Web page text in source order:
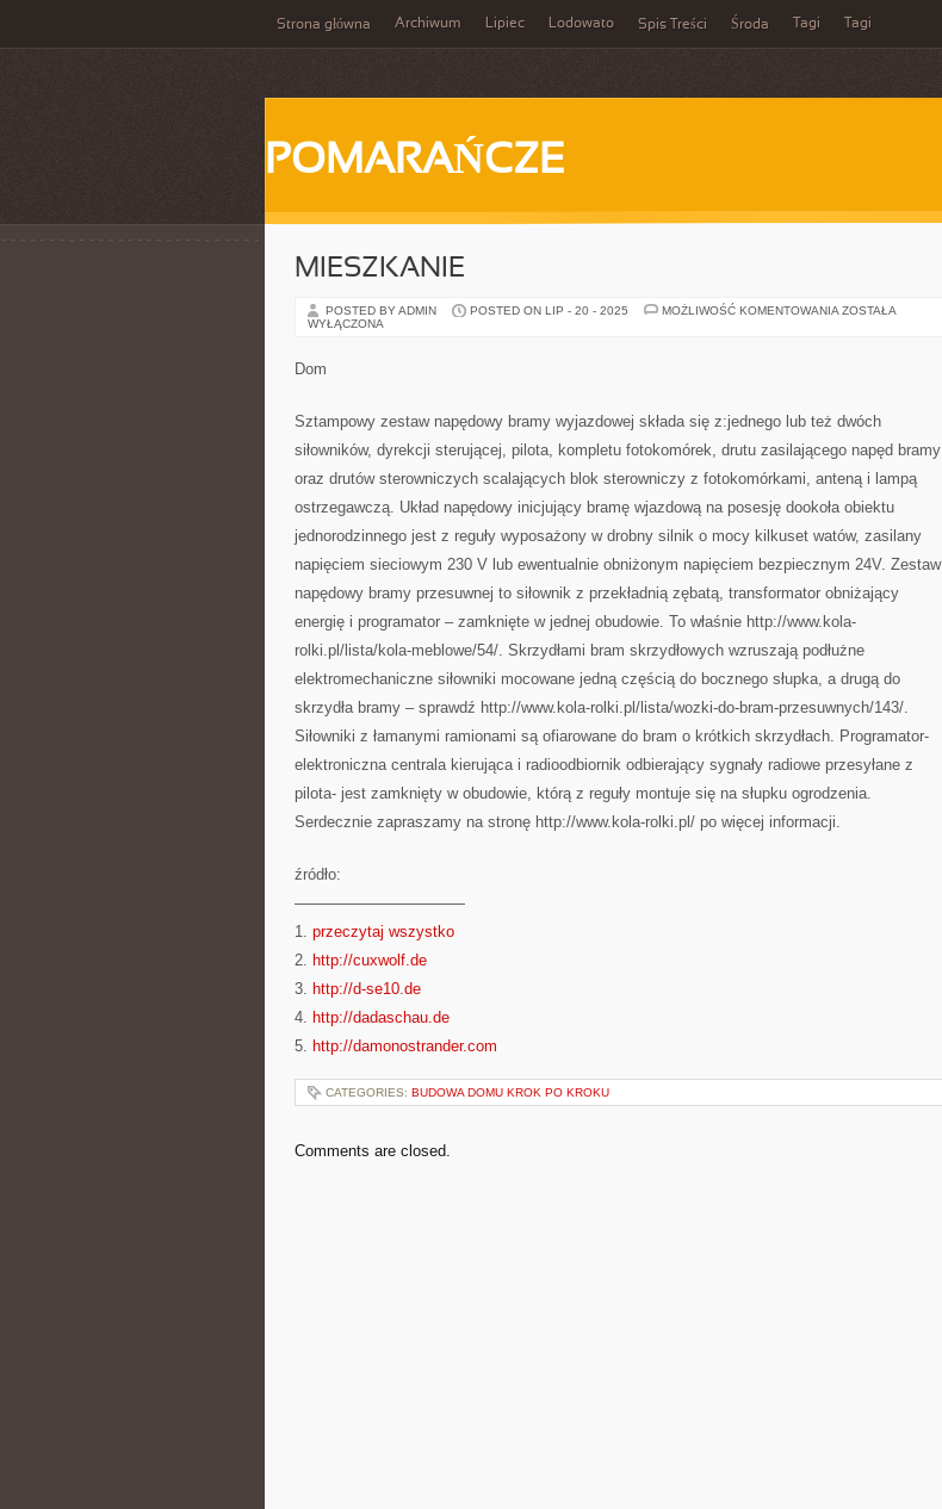
Strona główna Archiwum Lipiec Lodowato Spis Treści Środa Tagi Tagi
POMARAŃCZE
MIESZKANIE
POSTED BY ADMIN POSTED ON LIP - 20 - 2025 MOŻLIWOŚĆ KOMENTOWANIA MIESZKANIE
ZOSTAŁA
WYŁĄCZONA
Dom
Sztampowy zestaw napędowy bramy wyjazdowej składa się z:jednego lub też dwóch
siłowników, dyrekcji sterującej, pilota, kompletu fotokomórek, drutu zasilającego napęd bramy
oraz drutów sterowniczych scalających blok sterowniczy z fotokomórkami, anteną i lampą
ostrzegawczą. Układ napędowy inicjujący bramę wjazdową na posesję dookoła obiektu
jednorodzinnego jest z reguły wyposażony w drobny silnik o mocy kilkuset watów, zasilany
napięciem sieciowym 230 V lub ewentualnie obniżonym napięciem bezpiecznym 24V. Zestaw
napędowy bramy przesuwnej to siłownik z przekładnią zębatą, transformator obniżający
energię i programator – zamknięte w jednej obudowie. To właśnie http://www.kola-
rolki.pl/lista/kola-meblowe/54/. Skrzydłami bram skrzydłowych wzruszają podłużne
elektromechaniczne siłowniki mocowane jedną częścią do bocznego słupka, a drugą do
skrzydła bramy – sprawdź http://www.kola-rolki.pl/lista/wozki-do-bram-przesuwnych/143/.
Siłowniki z łamanymi ramionami są ofiarowane do bram o krótkich skrzydłach. Programator-
elektroniczna centrala kierująca i radioodbiornik odbierający sygnały radiowe przesyłane z
pilota- jest zamknięty w obudowie, którą z reguły montuje się na słupku ogrodzenia.
Serdecznie zapraszamy na stronę http://www.kola-rolki.pl/ po więcej informacji.
źródło:
———————————
1. przeczytaj wszystko
2. http://cuxwolf.de
3. http://d-se10.de
4. http://dadaschau.de
5. http://damonostrander.com
CATEGORIES: BUDOWA DOMU KROK PO KROKU
Comments are closed.